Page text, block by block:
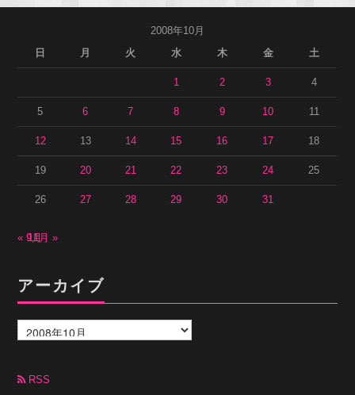
2008年10月
日
月 火 水 木 金 土
1 2 3 4
5 6 7 8 9 10 11
12 13 14 15 16 17 18
19 20 21 22 23 24 25
26 27 28 29 30 31
« 9月
11月 »
アーカイブ
ー
カ
ブ RSS